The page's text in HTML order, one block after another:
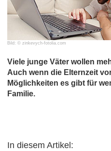
Bild: © zinkevych-fotolia.com
Viele junge Väter wollen
Auch wenn die Elternzeit
Möglichkeiten es gibt für
Familie.
In diesem Artikel: